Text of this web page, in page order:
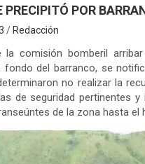
PRECIPITÓ POR
Redacción
la comisión bomberil
del barranco, se
no realizar la
de seguridad pertinentes
de la zona hasta el